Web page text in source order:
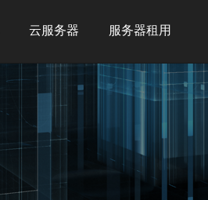
云服务器 服务器租用